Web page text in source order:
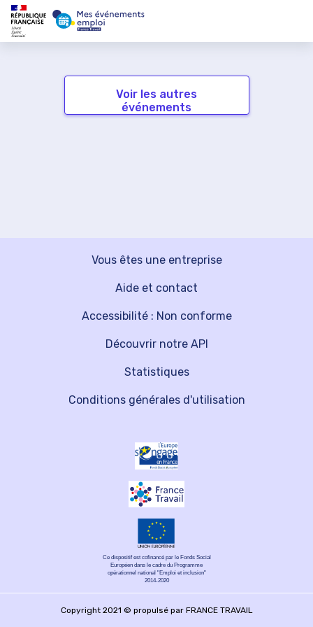
Voir les autres
événements
Vous êtes une entreprise
Découvrir notre API
Aide et contact
Statistiques
Accessibilité : Non conforme
Conditions générales d'utilisation
Ce dispositif est cofinancé par le Fonds Social
Européen dans le cadre du Programme
opérationnel national "Emploi et inclusion"
2014-2020
Copyright 2021 © propulsé par FRANCE TRAVAIL